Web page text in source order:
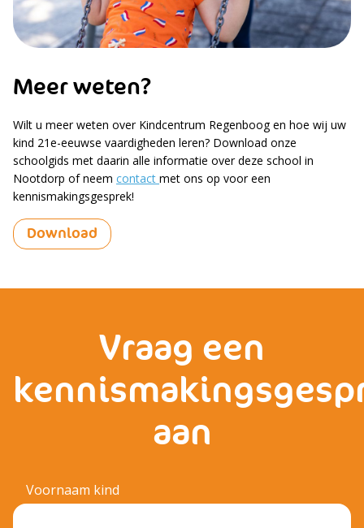
Meer weten?
Wilt u meer weten over Kindcentrum Regenboog en hoe wij uw
kind 21e-eeuwse vaardigheden leren? Download onze
schoolgids met daarin alle informatie over deze school in
Nootdorp of neem contact met ons op voor een
kennismakingsgesprek!
Download
Vraag een
aan
Voornaam kind